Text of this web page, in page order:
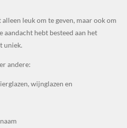
leuk om te geven, maar ook om
aandacht hebt besteed aan het
uniek.
andere:
wijnglazen en